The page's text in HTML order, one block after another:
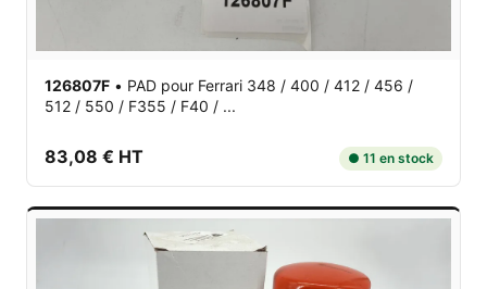
126807F • PAD pour Ferrari 348 / 400 / 412 / 456 /
512 / 550 / F355 / F40 / ...
83,08 € HT ● 11 en stock